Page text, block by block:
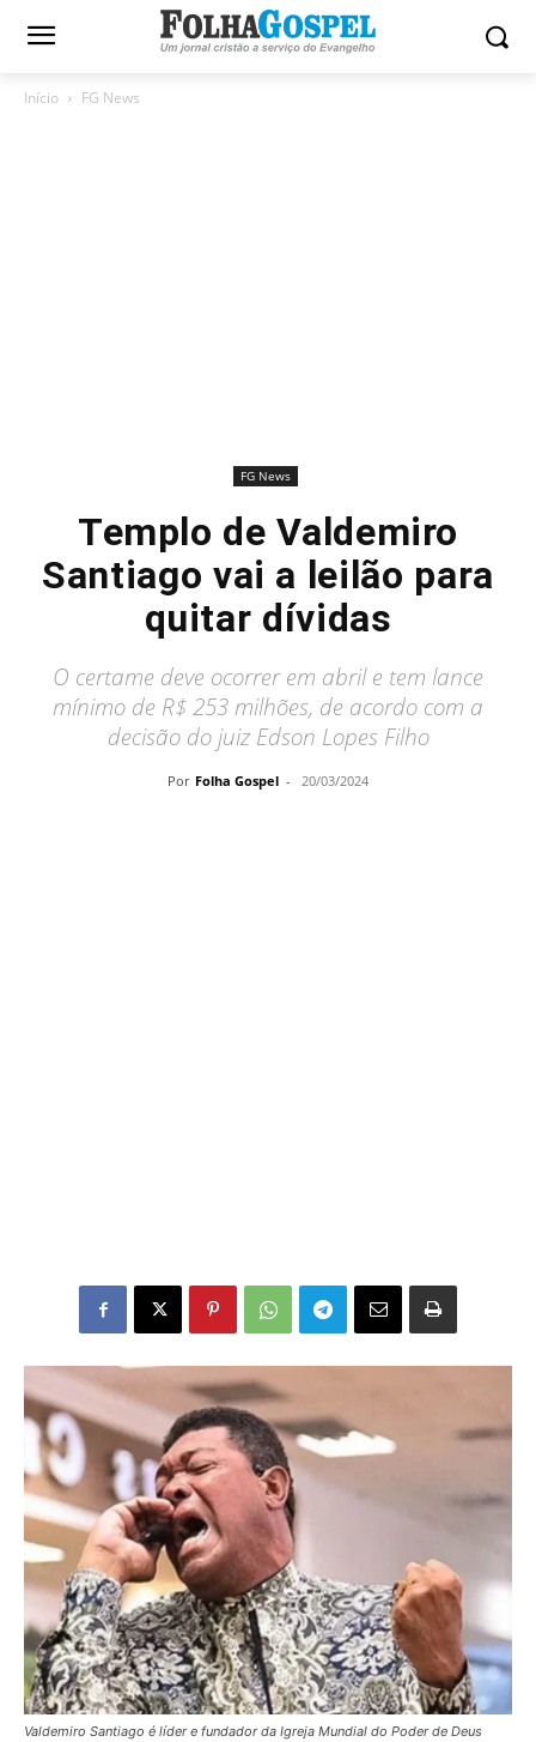
Início FG News
FG News
Templo de Valdemiro
Santiago vai a leilão para
quitar dívidas
O certame deve ocorrer em abril e tem lance
mínimo de R$ 253 milhões, de acordo com a
decisão do juiz Edson Lopes Filho
Por Folha Gospel - 20/03/2024
Valdemiro Santiago é líder e fundador da Igreja Mundial do Poder de Deus